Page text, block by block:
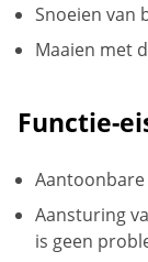
Snoeien van
Maaien met
Functie-
Aansturing
is geen